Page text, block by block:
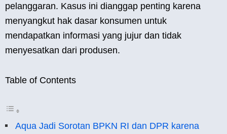
pelanggaran. Kasus ini dianggap penting karena
menyangkut hak dasar konsumen untuk
mendapatkan informasi yang jujur dan tidak
menyesatkan dari produsen.
Table of Contents
Aqua Jadi Sorotan BPKN RI dan DPR karena